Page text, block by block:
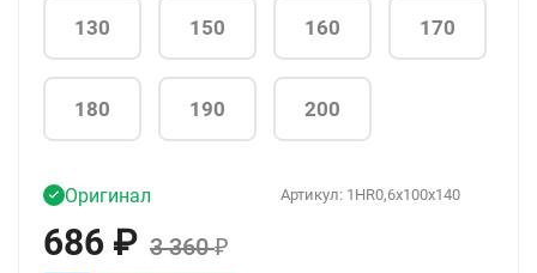
130 150 160 170
180 190 200
Артикул: 1HR0,6x100x140
Оригинал
686 ₽ 3 360₽